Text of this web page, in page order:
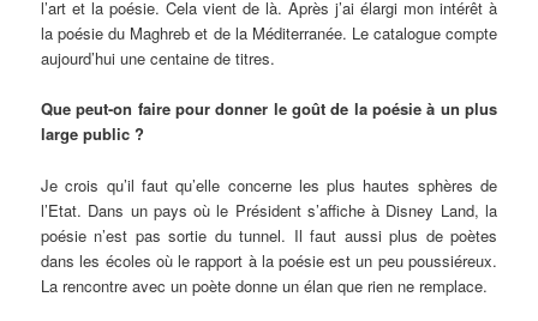
l’art et la poésie. Cela vient de là. Après j’ai élargi mon intérêt à
la poésie du Maghreb et de la Méditerranée. Le catalogue compte
aujourd’hui une centaine de titres.
Que peut-on faire pour donner le goût de la poésie à un plus
large public ?
Je crois qu’il faut qu’elle concerne les plus hautes sphères de
l’Etat. Dans un pays où le Président s’affiche à Disney Land, la
poésie n’est pas sortie du tunnel. Il faut aussi plus de poètes
dans les écoles où le rapport à la poésie est un peu poussiéreux.
La rencontre avec un poète donne un élan que rien ne remplace.